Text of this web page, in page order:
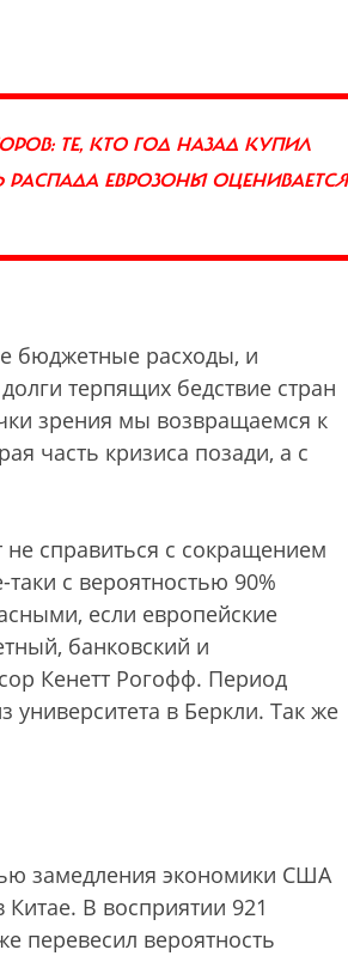
ТЕ, КТО ГОД НАЗАД КУПИЛ
РАСПАДА ЕВРОЗОНЫ ОЦЕНИВАЕТСЯ
бюджетные расходы, и
терпящих бедствие стран
зрения мы возвращаемся к
часть кризиса позади, а с
справиться с сокращением
с вероятностью 90%
если европейские
банковский и
Кенетт Рогофф. Период
университета в Беркли. Так же
замедления экономики США
В восприятии 921
перевесил вероятность